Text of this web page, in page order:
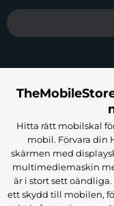
Hitta rätt mobilskal
mobil. Förvara din
skärmen med
multimediemaskin
är i stort sett oändliga.
ett skydd till mobilen,